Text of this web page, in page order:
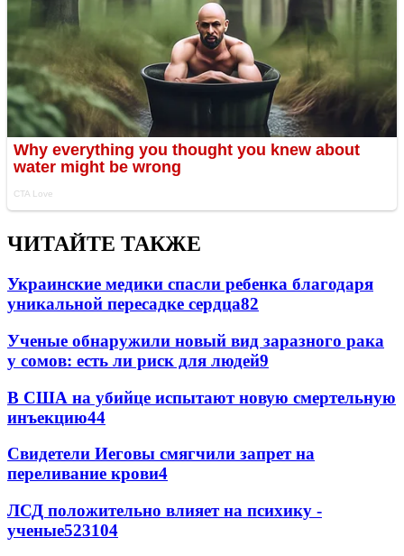
ЧИТАЙТЕ ТАКЖЕ
Украинские медики спасли ребенка благодаря
уникальной пересадке сердца82
Ученые обнаружили новый вид заразного рака
у сомов: есть ли риск для людей9
В США на убийце испытают новую смертельную
инъекцию44
Свидетели Иеговы смягчили запрет на
переливание крови4
ЛСД положительно влияет на психику -
ученые523104